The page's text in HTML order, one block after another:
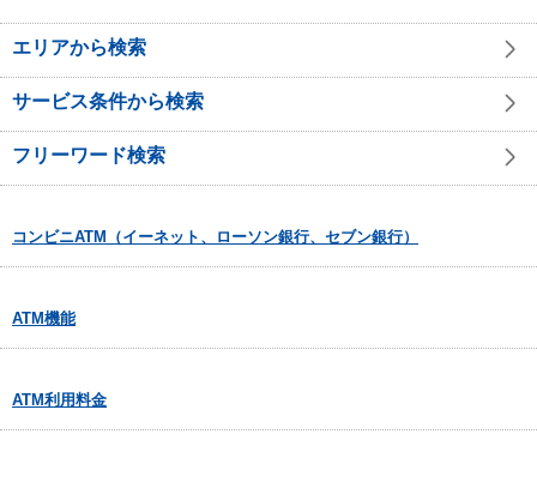
エリアから検索
サービス条件から検索
フリーワード検索
コンビニATM（イーネット、ローソン銀行、セブン銀行）
ATM機能
ATM利用料金